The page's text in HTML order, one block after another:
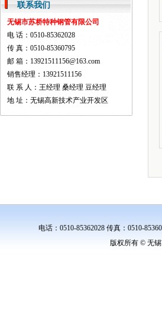
联系我们
无锡市苏桥特种钢管有限公司
电 话：0510-85362028
传 真：0510-85360795
邮 箱：13921511156@163.com
销售经理：13921511156
联 系 人：王经理 桑经理 豆经理
地 址：无锡高新技术产业开发区
电话：0510-85362028 传真：0510-
版权所有 © 无